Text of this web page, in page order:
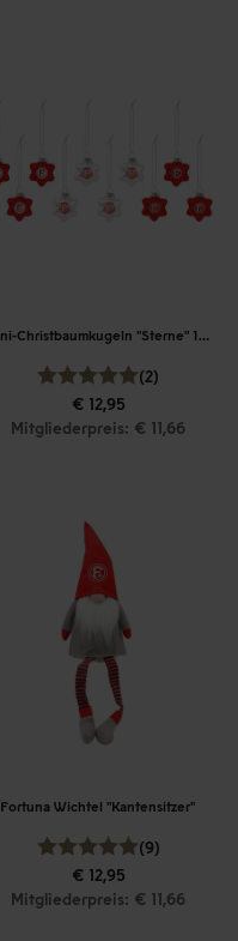
Mini-Christbaumkugeln "Sterne" 10er-Set
(2)
€ 12,95
Mitgliederpreis: € 11,66
Fortuna Wichtel "Kantensitzer"
(9)
€ 12,95
Mitgliederpreis: € 11,66